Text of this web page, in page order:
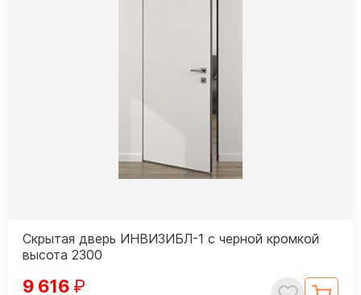
Скрытая дверь ИНВИЗИБЛ-1 с черной кромкой
высота 2300
9 616 ₽